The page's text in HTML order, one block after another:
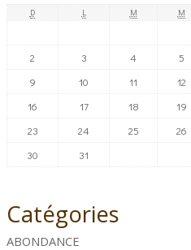
D L M M
2
3 4 5
9
10 11 12
16
17 18 19
23
24 25 26
30
31
Catégories
ABONDANCE